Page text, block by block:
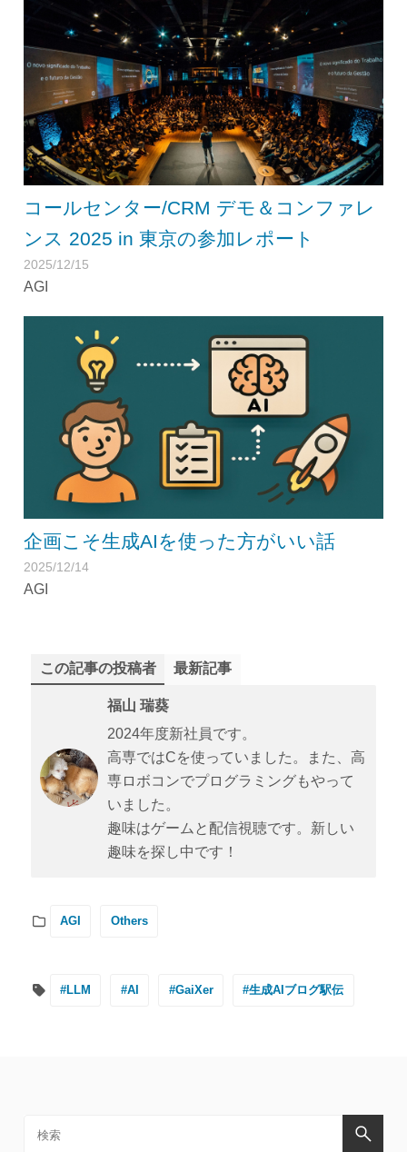
コールセンター/CRM デモ＆コンファレ
ンス 2025 in 東京の参加レポート
2025/12/15
AGI
企画こそ生成AIを使った方がいい話
2025/12/14
AGI
この記事の投稿者 最新記事
福山 瑞葵
2024年度新社員です。
高専ではCを使っていました。また、高
専ロボコンでプログラミングもやって
いました。
趣味はゲームと配信視聴です。新しい
趣味を探し中です！
AGI Others
#LLM #AI #GaiXer #生成AIブログ駅伝